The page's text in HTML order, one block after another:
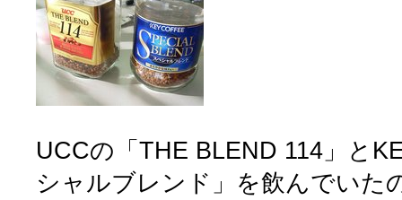
UCCの「THE BLEND 114」と
シャルブレンド」を飲んでいた